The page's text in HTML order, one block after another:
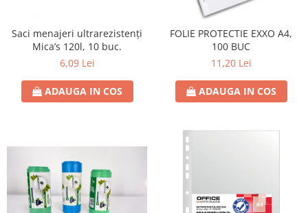
Saci menajeri ultrarezistenți
Mica’s 120l, 10 buc.
6,09 Lei
ADAUGA IN COS
FOLIE PROTECTIE EXXO A4,
100 BUC
11,20 Lei
ADAUGA IN COS